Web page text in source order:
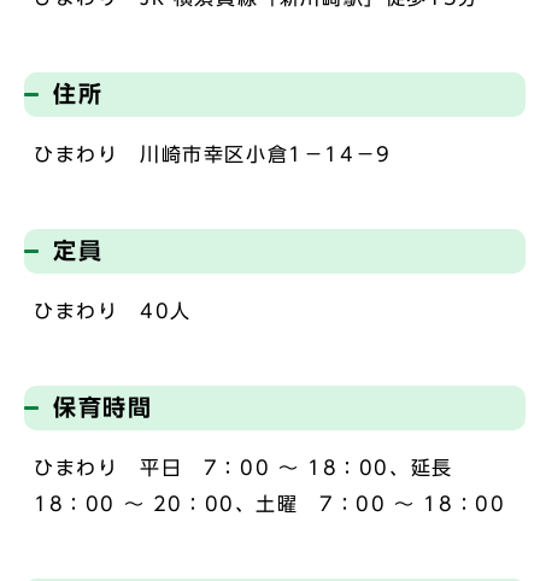
住所
ひまわり 川崎市幸区小倉1－14－9
定員
ひまわり 40人
保育時間
ひまわり 平日 7：00 ～ 18：00、延長
18：00 ～ 20：00、土曜 7：00 ～ 18：00